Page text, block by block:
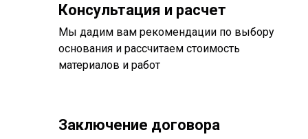
Консультация и расчет
Мы дадим вам рекомендации по выбору
основания и рассчитаем стоимость
материалов и работ
Заключение договора